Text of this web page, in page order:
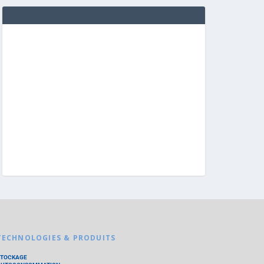
& PRODUITS